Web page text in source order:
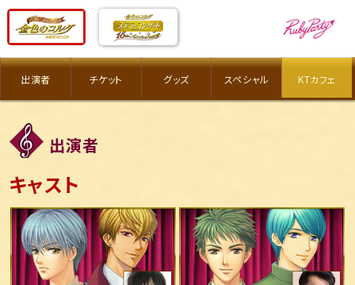
出演者 チケット グッズ スペシャル KTカフェ
出演者
キャスト